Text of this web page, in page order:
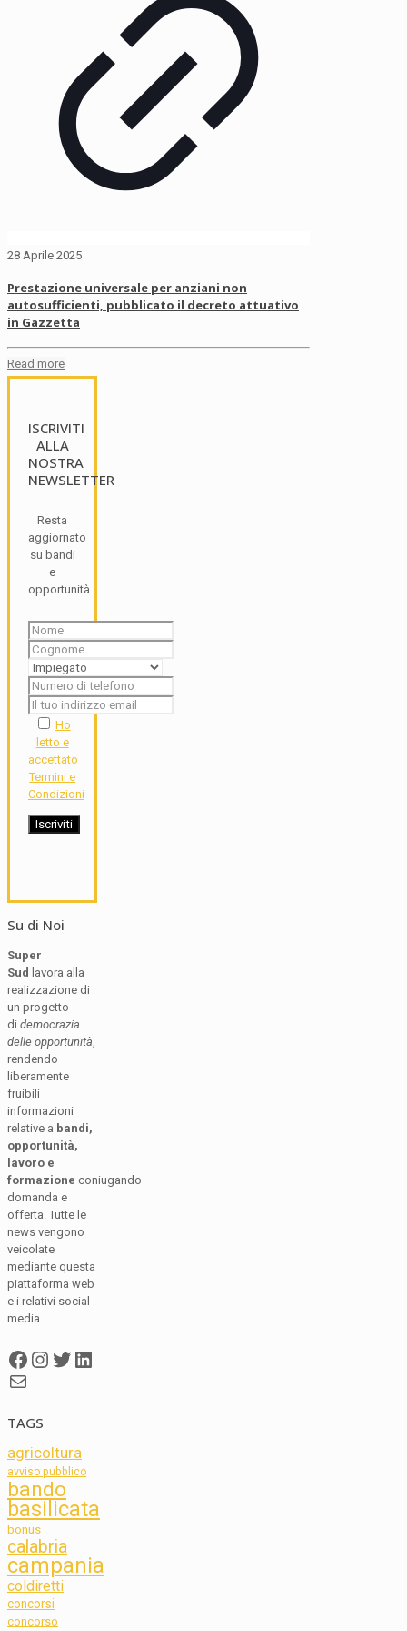
28 Aprile 2025
Prestazione universale per anziani non
autosufficienti, pubblicato il decreto attuativo
in Gazzetta
Read more
ISCRIVITI
ALLA
NOSTRA
NEWSLETTER
Resta
aggiornato
su bandi
e
opportunità
Ho
letto e
accettato
Termini e
Condizioni
Su di Noi
Super
Sud lavora alla
realizzazione di
un progetto
di democrazia
delle opportunità
rendendo
liberamente
fruibili
informazioni
relative a bandi,
opportunità,
lavoro e
formazione coniugando
domanda e
offerta. Tutte le
news vengono
veicolate
mediante questa
piattaforma web
e i relativi social
media.
Facebook
Instagram
Twitter
LinkedIn
Mail
TAGS
agricoltura
avviso pubblico
bando
basilicata
bonus
calabria
campania
coldiretti
concorsi
concorso